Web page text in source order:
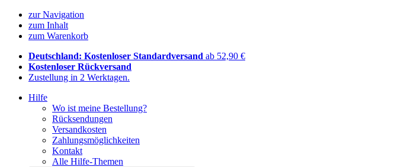
zur Navigation
zum Inhalt
zum Warenkorb
Deutschland: Kostenloser Standardversand ab 52,90 €
Kostenloser Rückversand
Zustellung in 2 Werktagen.
Hilfe
Wo ist meine Bestellung?
Rücksendungen
Versandkosten
Zahlungsmöglichkeiten
Kontakt
Alle Hilfe-Themen